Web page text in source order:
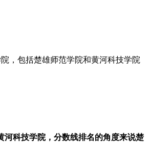
，包括楚雄师范学院和黄河科技学院
河科技学院，分数线排名的角度来说楚